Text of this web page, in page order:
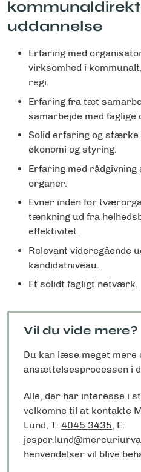
uddannelse
Erfaring med
virksomhed i
regi.
Erfaring fra tæt
samarbejde med faglige
Solid erfaring og
økonomi og styring.
Erfaring med
organer.
Evner inden for
tænkning ud fra
effektivitet.
Relevant videregående
kandidatniveau.
Et solidt fagligt netværk.
Vil du vide mere?
Du kan læse meget mere
ansættelsesprocessen i
Alle, der har interesse i
velkomne til at kontakte
Lund, T: 4045 3435, E:
henvendelser vil blive